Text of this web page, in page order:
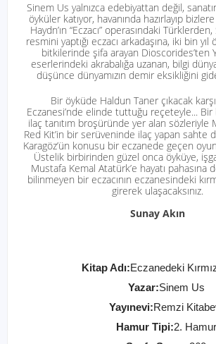
Sinem Us yalnızca edebiyattan değil,
öyküler katıyor, havanında hazırlayıp
Haydn’ın “Eczacı” operasındaki
resmini yaptığı eczacı arkadaşına, iki bin yıl
bitkilerinde şifa arayan Dioscorides’ten
eserlerindeki akrabalığa uzanan, bilgi
düşünce dünyamızın demir eksikliğini
Bir öyküde Haldun Taner çıkacak
Eczanesi’nde elinde tuttuğu reçeteyle...
ilaç tanıtım broşüründe yer alan sözleriyle
Red Kit’in bir serüveninde ilaç yapan sahte
Karagöz’ün konusu bir eczanede geçen
Üstelik birbirinden güzel onca öyküye,
Mustafa Kemal Atatürk’e hayatı pahasına
bilinmeyen bir eczacının eczanesindeki
girerek ulaşacaksınız.
Sunay Akın
Kitap Adı:Eczanedeki
Yazar:Sinem Us
Yayınevi:Remzi
Hamur Tipi:2. Hamur